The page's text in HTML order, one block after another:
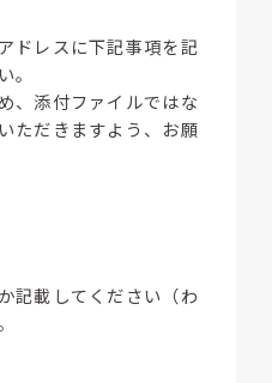
ドレスに下記事項を記
、添付ファイルではな
ただきますよう、お願
記載してください（わ